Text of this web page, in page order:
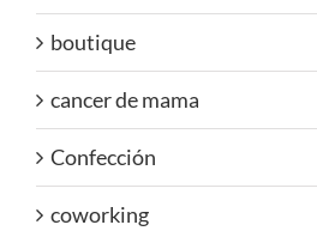
boutique
cancer de mama
Confección
coworking